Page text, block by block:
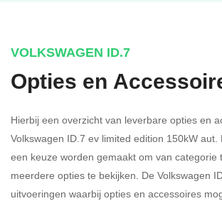
VOLKSWAGEN ID.7
Opties en
Hierbij een overzicht van leverbare opties en
Volkswagen ID.7 ev limited edition 150kW
een keuze worden gemaakt om van categorie
meerdere opties te bekijken. De Volkswagen
uitvoeringen waarbij opties en accessoires